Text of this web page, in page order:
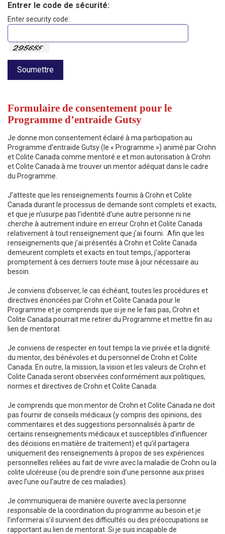
Entrer le code de sécurité:
Enter security code:
Formulaire de consentement pour le
Programme d’entraide Gutsy
Je donne mon consentement éclairé à ma participation au
Programme d’entraide Gutsy (le « Programme ») animé par Crohn
et Colite Canada comme mentoré.e et mon autorisation à Crohn
et Colite Canada à me trouver un mentor adéquat dans le cadre
du Programme.
J’atteste que les renseignements fournis à Crohn et Colite
Canada durant le processus de demande sont complets et exacts,
et que je n’usurpe pas l’identité d’une autre personne ni ne
cherche à autrement induire en erreur Crohn et Colite Canada
relativement à tout renseignement que j’ai fourni. Afin que les
renseignements que j’ai présentés à Crohn et Colite Canada
demeurent complets et exacts en tout temps, j’apporterai
promptement à ces derniers toute mise à jour nécessaire au
besoin.
Je conviens d’observer, le cas échéant, toutes les procédures et
directives énoncées par Crohn et Colite Canada pour le
Programme et je comprends que si je ne le fais pas, Crohn et
Colite Canada pourrait me retirer du Programme et mettre fin au
lien de mentorat.
Je conviens de respecter en tout temps la vie privée et la dignité
du mentor, des bénévoles et du personnel de Crohn et Colite
Canada. En outre, la mission, la vision et les valeurs de Crohn et
Colite Canada seront observées conformément aux politiques,
normes et directives de Crohn et Colite Canada.
Je comprends que mon mentor de Crohn et Colite Canada ne doit
pas fournir de conseils médicaux (y compris des opinions, des
commentaires et des suggestions personnalisés à partir de
certains renseignements médicaux et susceptibles d’influencer
des décisions en matière de traitement) et qu’il partagera
uniquement des renseignements à propos de ses expériences
personnelles reliées au fait de vivre avec la maladie de Crohn ou la
colite ulcéreuse (ou de prendre soin d’une personne aux prises
avec l’une ou l’autre de ces maladies).
Je communiquerai de manière ouverte avec la personne
responsable de la coordination du programme au besoin et je
l’informerai s’il survient des difficultés ou des préoccupations se
rapportant au lien de mentorat. Si je suis incapable de